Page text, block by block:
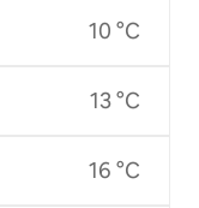
10 °C
13 °C
16 °C